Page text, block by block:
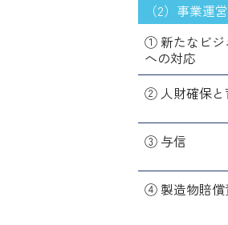
（2）事業運
① 新たなビジ
への対応
② 人財確保と
③ 与信
④ 製造物賠償